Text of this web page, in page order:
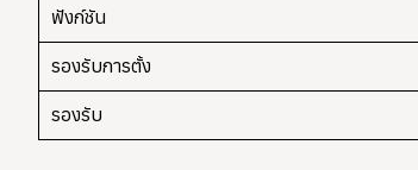
ฟังก์ชัน
รองรับการตั้ง
รองรับ